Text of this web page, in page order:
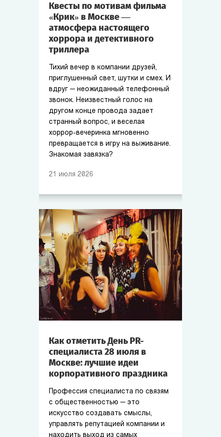
Квесты по мотивам фильма
«Крик» в Москве —
атмосфера настоящего
хоррора и детективного
триллера
Тихий вечер в компании друзей,
приглушенный свет, шутки и смех. И
вдруг — неожиданный телефонный
звонок. Неизвестный голос на
другом конце провода задает
странный вопрос, и веселая
хоррор-вечеринка мгновенно
превращается в игру на выживание.
Знакомая завязка?
21 июля 2026
Как отметить День PR-
специалиста 28 июля в
Москве: лучшие идеи
корпоративного праздника
Профессия специалиста по связям
с общественностью — это
искусство создавать смыслы,
управлять репутацией компании и
находить выход из самых